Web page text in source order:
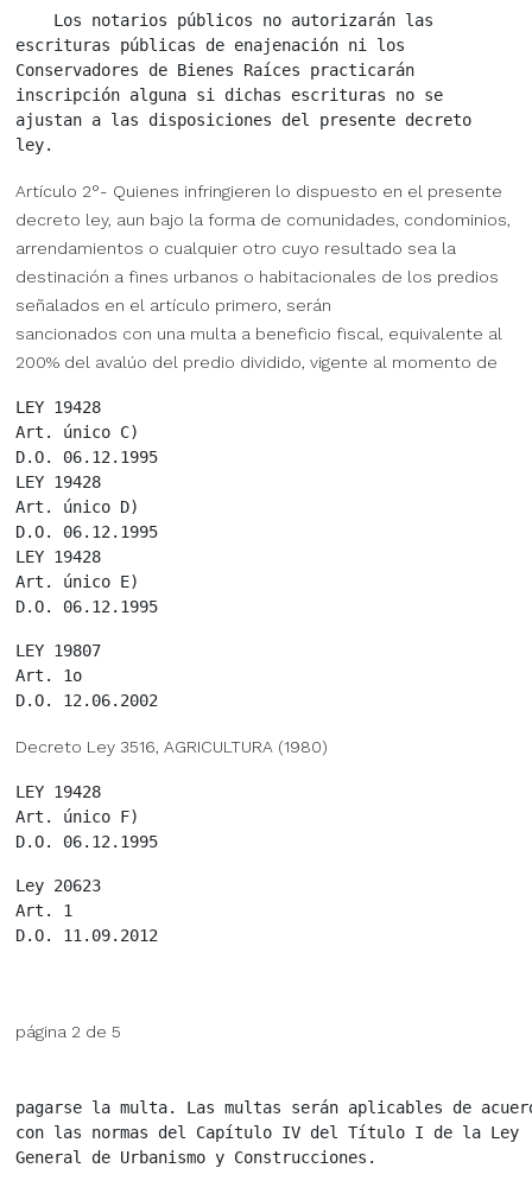
    Los notarios públicos no autorizarán las
escrituras públicas de enajenación ni los
Conservadores de Bienes Raíces practicarán
inscripción alguna si dichas escrituras no se
ajustan a las disposiciones del presente decreto
Artículo 2°- Quienes infringieren lo dispuesto en el presente
decreto ley, aun bajo la forma de comunidades, condominios,
arrendamientos o cualquier otro cuyo resultado sea la
destinación a fines urbanos o habitacionales de los predios
señalados en el artículo primero, serán
sancionados con una multa a beneficio fiscal, equivalente al
200% del avalúo del predio dividido, vigente al momento de
LEY 19428
Art. único C)
D.O. 06.12.1995
LEY 19428
Art. único D)
D.O. 06.12.1995
LEY 19428
Art. único E)
LEY 19807
Art. 1o
Decreto Ley 3516, AGRICULTURA (1980)
LEY 19428
Art. único F)
Ley 20623
Art. 1
página 2 de 5
pagarse la multa. Las multas serán aplicables de
con las normas del Capítulo IV del Título I de la Ley